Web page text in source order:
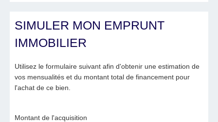
SIMULER MON EMPRUNT
IMMOBILIER
Utilisez le formulaire suivant afin d'obtenir une estimation de
vos mensualités et du montant total de financement pour
l'achat de ce bien.
Montant de l'acquisition